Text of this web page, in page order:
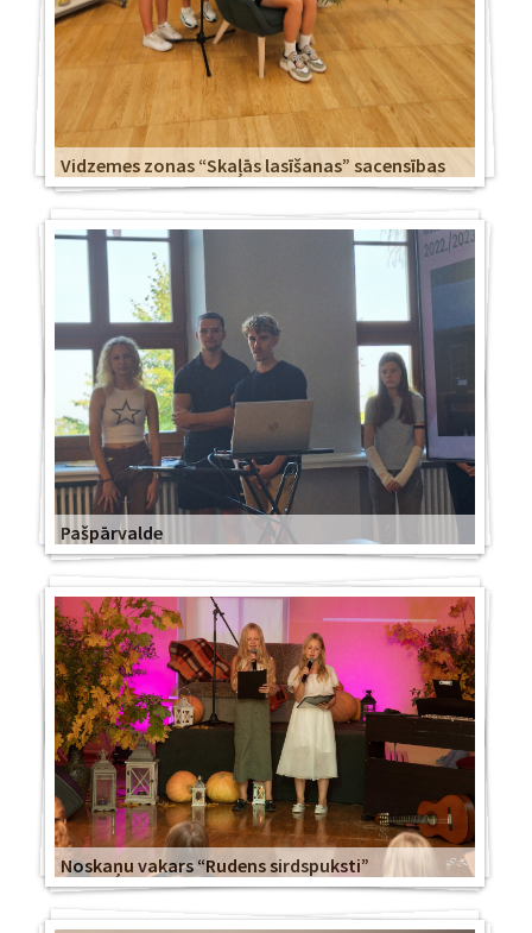
Vidzemes zonas “Skaļās lasīšanas” sacensības
Pašpārvalde
Noskaņu vakars “Rudens sirdspuksti”